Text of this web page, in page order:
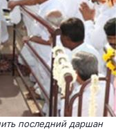
последний даршан